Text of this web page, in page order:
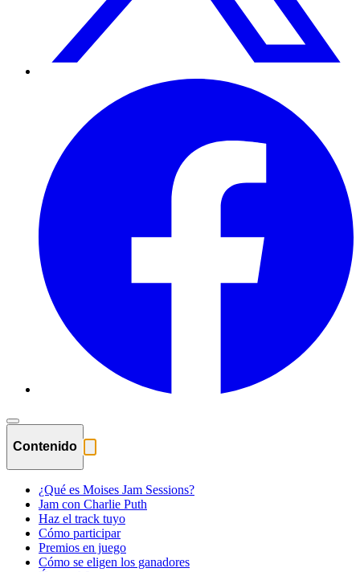
Contenido
¿Qué es Moises Jam Sessions?
Jam con Charlie Puth
Haz el track tuyo
Cómo participar
Premios en juego
Cómo se eligen los ganadores